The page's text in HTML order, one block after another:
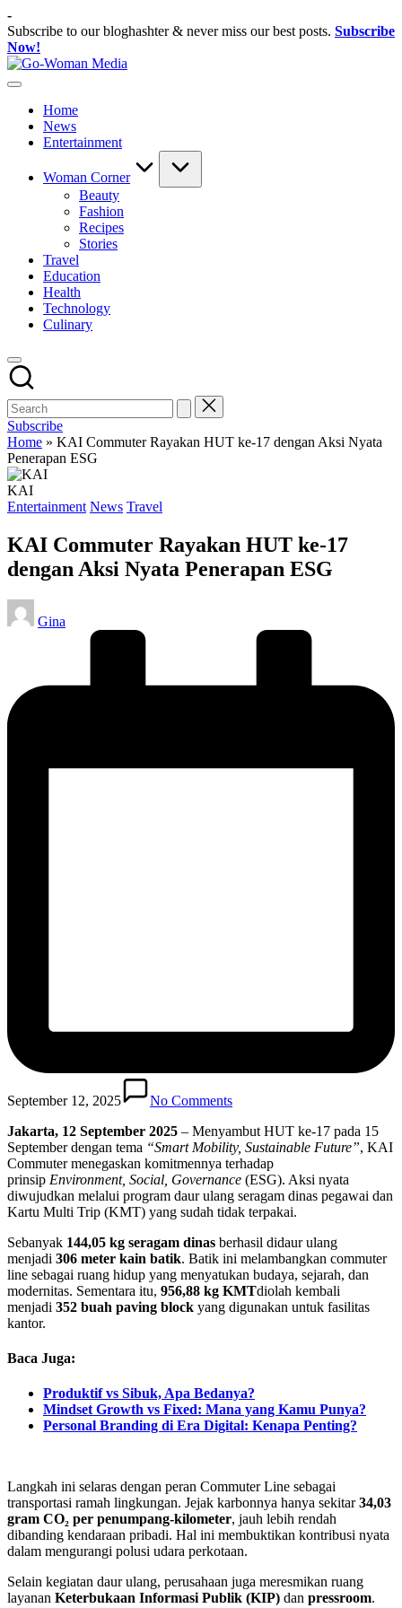
Skip
to
content
-
Subscribe to our bloghashter & never miss our best posts. Subscribe
Now!
Portal
Untuk
Wanita
Indonesia
Home
News
Entertainment
Woman Corner
Beauty
Fashion
Recipes
Stories
Travel
Education
Health
Technology
Culinary
Subscribe
Home » KAI Commuter Rayakan HUT ke-17 dengan Aksi Nyata
Penerapan ESG
KAI
Posted
Entertainment News Travel
KAI Commuter Rayakan HUT ke-17
dengan Aksi Nyata Penerapan ESG
Posted
by
Gina
September 12, 2025
No Comments
Jakarta, 12 September 2025 – Menyambut HUT ke-17 pada 15
September dengan tema “Smart Mobility, Sustainable Future”, KAI
Commuter menegaskan komitmennya terhadap
prinsip Environment, Social, Governance (ESG). Aksi nyata
diwujudkan melalui program daur ulang seragam dinas pegawai dan
Kartu Multi Trip (KMT) yang sudah tidak terpakai.
Sebanyak 144,05 kg seragam dinas berhasil didaur ulang
menjadi 306 meter kain batik. Batik ini melambangkan commuter
line sebagai ruang hidup yang menyatukan budaya, sejarah, dan
modernitas. Sementara itu, 956,88 kg KMTdiolah kembali
menjadi 352 buah paving block yang digunakan untuk fasilitas
kantor.
Baca Juga:
Produktif vs Sibuk, Apa Bedanya?
Mindset Growth vs Fixed: Mana yang Kamu Punya?
Personal Branding di Era Digital: Kenapa Penting?
Langkah ini selaras dengan peran Commuter Line sebagai
transportasi ramah lingkungan. Jejak karbonnya hanya sekitar34,03
gram CO₂ per penumpang-kilometer, jauh lebih rendah
dibanding kendaraan pribadi. Hal ini membuktikan kontribusi nyata
dalam mengurangi polusi udara perkotaan.
Selain kegiatan daur ulang, perusahaan juga meresmikan ruang
layanan Keterbukaan Informasi Publik (KIP) dan pressroom.